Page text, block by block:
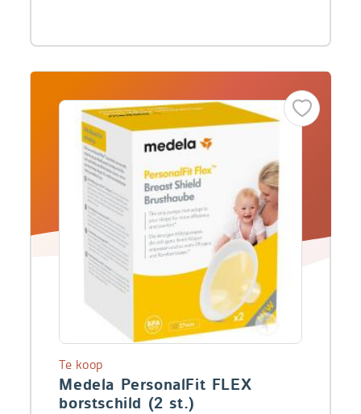
Medela PersonalFit FLEX
borstschild (2 st.)
Te koop